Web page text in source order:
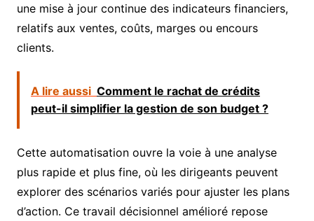
une mise à jour continue des indicateurs financiers,
relatifs aux ventes, coûts, marges ou encours
clients.
A lire aussi Comment le rachat de crédits
peut-il simplifier la gestion de son budget ?
Cette automatisation ouvre la voie à une analyse
plus rapide et plus fine, où les dirigeants peuvent
explorer des scénarios variés pour ajuster les plans
d’action. Ce travail décisionnel amélioré repose